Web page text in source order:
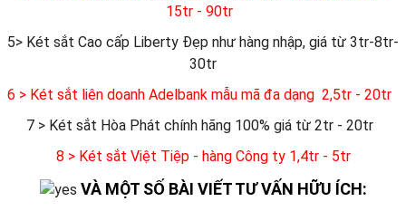
15tr - 90tr
5> Két sắt Cao cấp Liberty Đẹp như hàng nhập, giá từ 3tr-8tr-
30tr
6 > Két sắt liên doanh Adelbank mẫu mã đa dạng 2,5tr - 20tr
7 > Két sắt Hòa Phát chính hãng 100% giá từ 2tr - 20tr
8 > Két sắt Việt Tiệp - hàng Công ty 1,4tr - 5tr
VÀ MỘT SỐ BÀI VIẾT TƯ VẤN HỮU ÍCH: